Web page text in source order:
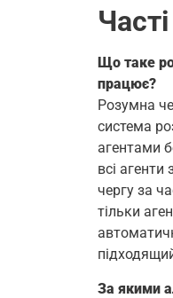
Що таке
працює?
Розумна
система
агентами
всі агенти
чергу за
тільки
За якими